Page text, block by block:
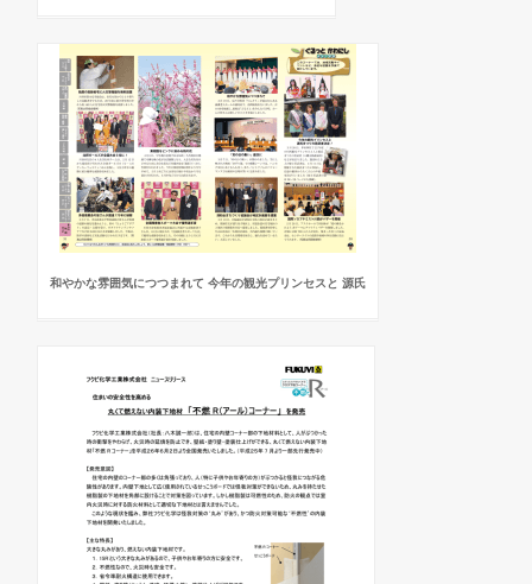
和やかな雰囲気につつまれて 今年の観光プリンセスと 源氏